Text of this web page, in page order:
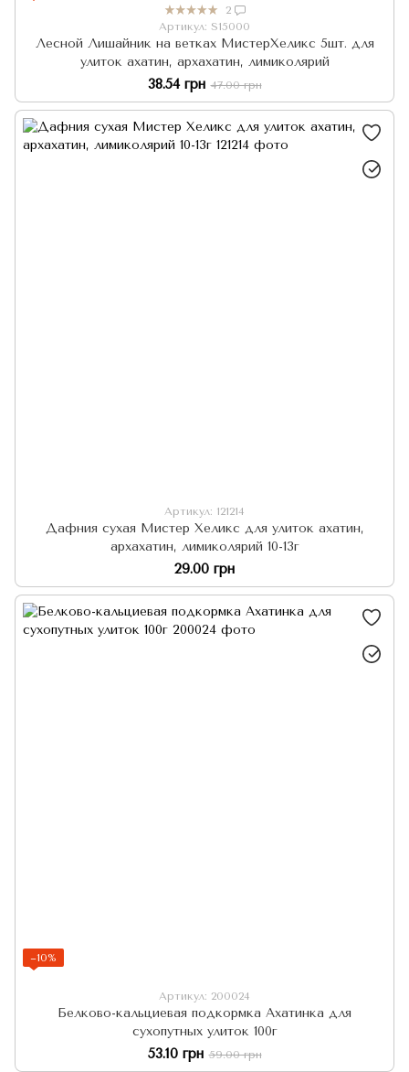
2
Артикул: S15000
Лесной Лишайник на ветках МистерХеликс 5шт. для
улиток ахатин, архахатин, лимиколярий
38.54 грн 47.00 грн
Артикул: 121214
Дафния сухая Мистер Хеликс для улиток ахатин,
архахатин, лимиколярий 10-13г
29.00 грн
−10%
Артикул: 200024
Белково-кальциевая подкормка Ахатинка для
сухопутных улиток 100г
53.10 грн 59.00 грн